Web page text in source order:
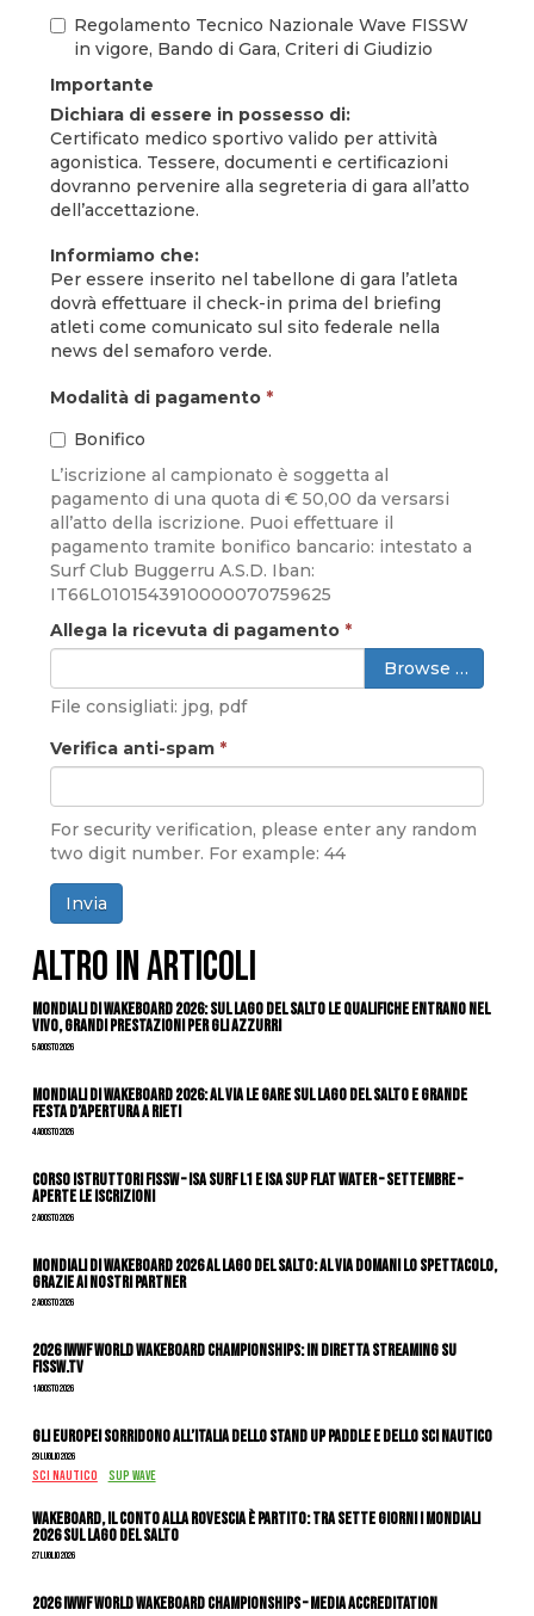
Regolamento Tecnico Nazionale Wave FISSW
in vigore, Bando di Gara, Criteri di Giudizio
Importante
Dichiara di essere in possesso di:
Certificato medico sportivo valido per attività
agonistica. Tessere, documenti e certificazioni
dovranno pervenire alla segreteria di gara all’atto
dell’accettazione.
Informiamo che:
Per essere inserito nel tabellone di gara l’atleta
dovrà effettuare il check-in prima del briefing
atleti come comunicato sul sito federale nella
news del semaforo verde.
Modalità di pagamento *
Bonifico
L’iscrizione al campionato è soggetta al
pagamento di una quota di € 50,00 da versarsi
all’atto della iscrizione. Puoi effettuare il
pagamento tramite bonifico bancario: intestato a
Surf Club Buggerru A.S.D. Iban:
IT66L0101543910000070759625
Allega la ricevuta di pagamento *
Browse …
File consigliati: jpg, pdf
Verifica anti-spam *
For security verification, please enter any random
two digit number. For example: 44
Invia
ALTRO IN ARTICOLI
Mondiali di Wakeboard 2026: sul Lago del Salto le qualifiche entrano nel
vivo, grandi prestazioni per gli azzurri
5 Agosto 2026
Mondiali di Wakeboard 2026: al via le gare sul Lago del Salto e grande
festa d’apertura a Rieti
4 Agosto 2026
CORSO ISTRUTTORI FISSW – ISA SURF L1 e ISA SUP Flat Water – SETTEMBRE –
APERTE LE ISCRIZIONI
2 Agosto 2026
Mondiali di Wakeboard 2026 al Lago del Salto: al via domani lo spettacolo,
grazie ai nostri Partner
2 Agosto 2026
2026 IWWF WORLD WAKEBOARD CHAMPIONSHIPS: IN DIRETTA STREAMING SU
FISSW.TV
1 Agosto 2026
Gli Europei sorridono all’Italia dello stand up paddle e dello sci nautico
29 Luglio 2026
SCI NAUTICO SUP WAVE
Wakeboard, il conto alla rovescia è partito: tra sette giorni i Mondiali
2026 sul Lago del Salto
27 Luglio 2026
2026 IWWF WORLD WAKEBOARD CHAMPIONSHIPS – MEDIA ACCREDITATION